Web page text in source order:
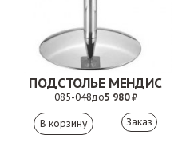
ПОДСТОЛЬЕ МЕНДИС
085-048до5 980 ₽
Заказ